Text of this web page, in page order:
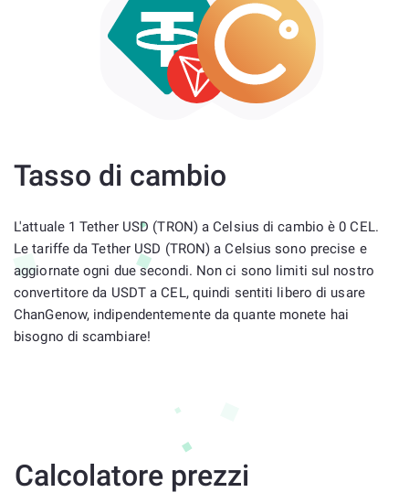
Tasso di cambio
L'attuale 1 Tether USD (TRON) a Celsius di cambio è 0 CEL.
Le tariffe da Tether USD (TRON) a Celsius sono precise e
aggiornate ogni due secondi. Non ci sono limiti sul nostro
convertitore da USDT a CEL, quindi sentiti libero di usare
ChanGenow, indipendentemente da quante monete hai
bisogno di scambiare!
Calcolatore prezzi